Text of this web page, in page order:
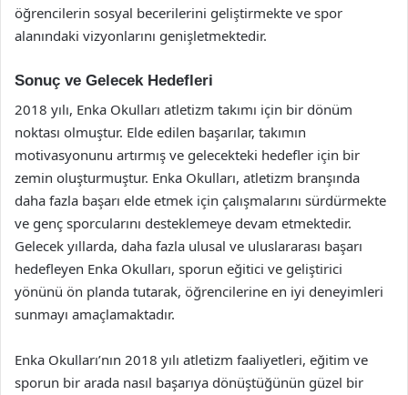
öğrencilerin sosyal becerilerini geliştirmekte ve spor
alanındaki vizyonlarını genişletmektedir.
Sonuç ve Gelecek Hedefleri
2018 yılı, Enka Okulları atletizm takımı için bir dönüm
noktası olmuştur. Elde edilen başarılar, takımın
motivasyonunu artırmış ve gelecekteki hedefler için bir
zemin oluşturmuştur. Enka Okulları, atletizm branşında
daha fazla başarı elde etmek için çalışmalarını sürdürmekte
ve genç sporcularını desteklemeye devam etmektedir.
Gelecek yıllarda, daha fazla ulusal ve uluslararası başarı
hedefleyen Enka Okulları, sporun eğitici ve geliştirici
yönünü ön planda tutarak, öğrencilerine en iyi deneyimleri
sunmayı amaçlamaktadır.
Enka Okulları’nın 2018 yılı atletizm faaliyetleri, eğitim ve
sporun bir arada nasıl başarıya dönüştüğünün güzel bir